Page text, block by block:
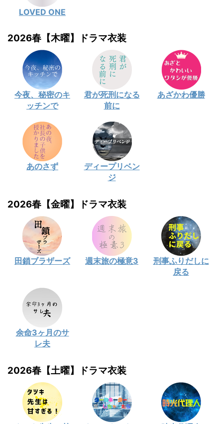
LOVED ONE
2026春【木曜】ドラマ衣装
今夜、秘密のキ
ッチンで
君が死刑になる
前に
あざかわ優勝
あのさず
ディープリベン
ジ
2026春【金曜】ドラマ衣装
田鎖ブラザーズ 週末旅の極意3
刑事ふりだしに
戻る
余命3ヶ月のサ
レ夫
2026春【土曜】ドラマ衣装